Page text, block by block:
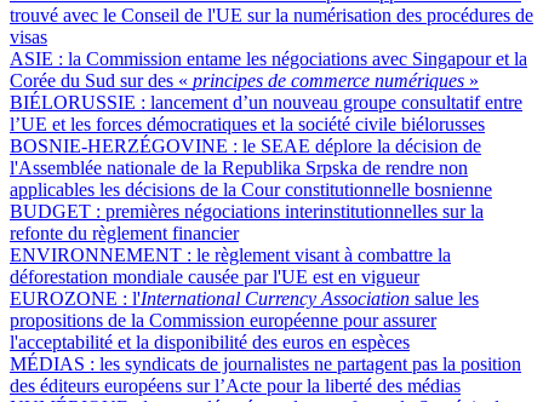
trouvé avec le Conseil de l'UE sur la numérisation des procédures de
visas
ASIE : la Commission entame les négociations avec Singapour et la
Corée du Sud sur des « principes de commerce numériques »
BIÉLORUSSIE : lancement d’un nouveau groupe consultatif entre
l’UE et les forces démocratiques et la société civile biélorusses
BOSNIE-HERZÉGOVINE : le SEAE déplore la décision de
l'Assemblée nationale de la Republika Srpska de rendre non
applicables les décisions de la Cour constitutionnelle bosnienne
BUDGET : premières négociations interinstitutionnelles sur la
refonte du règlement financier
ENVIRONNEMENT : le règlement visant à combattre la
déforestation mondiale causée par l'UE est en vigueur
EUROZONE : l'International Currency Association salue les
propositions de la Commission européenne pour assurer
l'acceptabilité et la disponibilité des euros en espèces
MÉDIAS : les syndicats de journalistes ne partagent pas la position
des éditeurs européens sur l’Acte pour la liberté des médias